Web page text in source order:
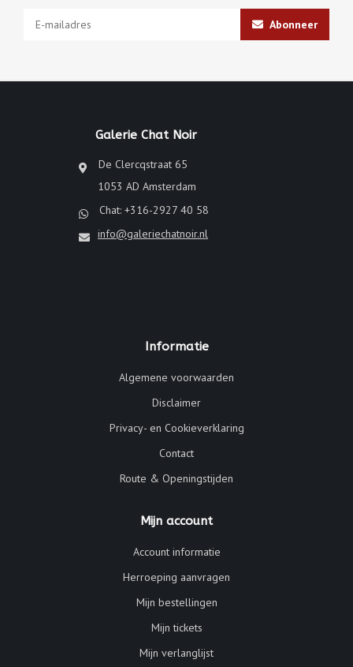
Abonneer
Galerie Chat Noir
De Clercqstraat 65
1053 AD Amsterdam
Chat: +316-2927 40 58
info@galeriechatnoir.nl
Informatie
Algemene voorwaarden
Disclaimer
Privacy- en Cookieverklaring
Contact
Route & Openingstijden
Mijn account
Account informatie
Herroeping aanvragen
Mijn bestellingen
Mijn tickets
Mijn verlanglijst